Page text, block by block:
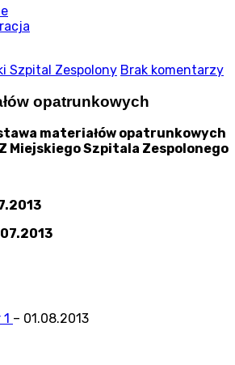
Szpital Zespolony Brak komentarzy
opatrunkowych
materiałów opatrunkowych
Miejskiego Szpitala Zespolonego
– 01.08.2013